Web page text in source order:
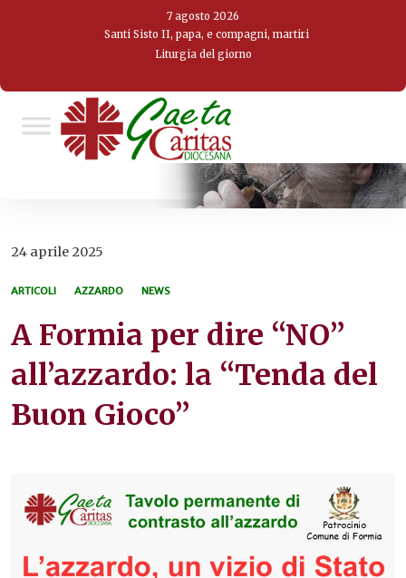
7 agosto 2026
Santi Sisto II, papa, e compagni, martiri
Liturgia del giorno
24 aprile 2025
ARTICOLI AZZARDO NEWS
A Formia per dire “NO”
all’azzardo: la “Tenda del
Buon Gioco”